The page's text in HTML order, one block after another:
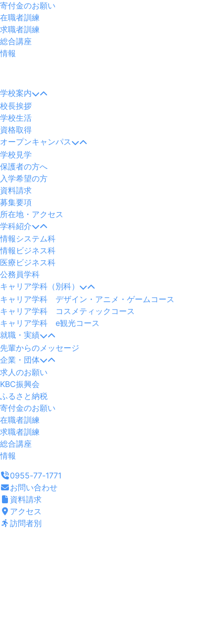
寄付金のお願い
在職者訓練
求職者訓練
総合講座
情報
ニ
ュ
ー
学校案内
校長挨拶
学校生活
資格取得
オープンキャンパス
学校見学
保護者の方へ
入学希望の方
資料請求
募集要項
所在地・アクセス
学科紹介
情報システム科
情報ビジネス科
医療ビジネス科
公務員学科
キャリア学科（別科）
キャリア学科 デザイン・アニメ・ゲームコース
キャリア学科 コスメティックコース
キャリア学科 e観光コース
就職・実績
先輩からのメッセージ
企業・団体
求人のお願い
KBC振興会
ふるさと納税
寄付金のお願い
在職者訓練
求職者訓練
総合講座
情報
0955-77-1771
お問い合わせ
資料請求
アクセス
訪問者別